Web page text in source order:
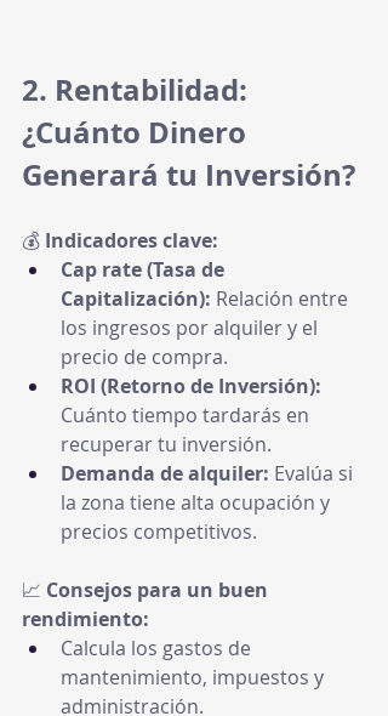
2. Rentabilidad:
¿Cuánto Dinero
Generará tu Inversión?
💰 Indicadores clave:
Cap rate (Tasa de
Capitalización): Relación entre
los ingresos por alquiler y el
precio de compra.
ROI (Retorno de Inversión):
Cuánto tiempo tardarás en
recuperar tu inversión.
Demanda de alquiler: Evalúa si
la zona tiene alta ocupación y
precios competitivos.
📈 Consejos para un buen
rendimiento:
Calcula los gastos de
mantenimiento, impuestos y
administración.